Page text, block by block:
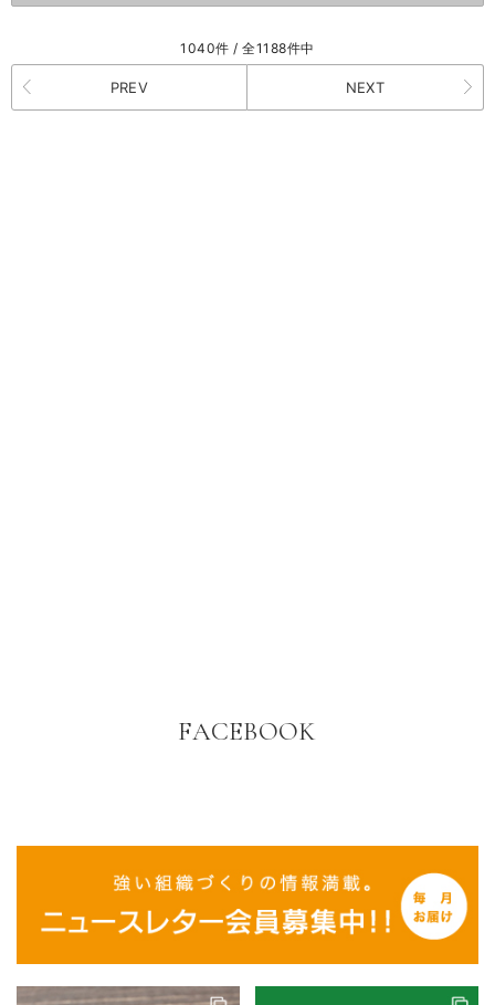
1040件 / 全1188件中
PREV NEXT
FACEBOOK